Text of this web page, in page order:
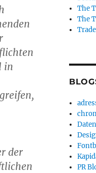
in
der
The
The
PR